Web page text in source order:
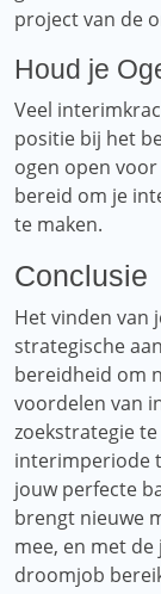
project van de
Houd je
Veel
positie bij het
ogen open
bereid om je
te maken.
Conclusie
Het vinden van
strategische
bereidheid om
voordelen van
zoekstrategie
interimperiode
jouw perfecte
brengt nieuwe
mee, en met
droomjob